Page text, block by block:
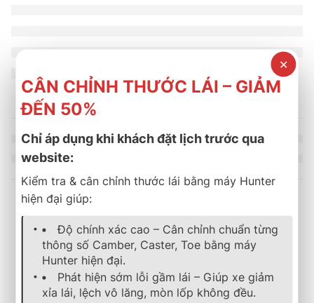
Sản phẩm tương tự
lốp xe bridgestone turanza
LỐP XE BRIDGESTONE 215/60R17 TURANZA T06
lốp xe bridgestone,dualer
✕
CÂN CHỈNH THƯỚC LÁI – GIẢM
ĐẾN 50%
Chỉ áp dụng khi khách đặt lịch trước qua
website:
Kiểm tra & cân chỉnh thước lái bằng máy Hunter
hiện đại giúp:
Độ chính xác cao – Cân chỉnh chuẩn từng
thông số Camber, Caster, Toe bằng máy
Hunter hiện đại.
Phát hiện sớm lỗi gầm lái – Giúp xe giảm
xỉa lái, lệch vô lăng, mòn lốp không đều.